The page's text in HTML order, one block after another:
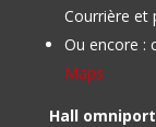
Courrière et
Ou encore :
Maps
Hall